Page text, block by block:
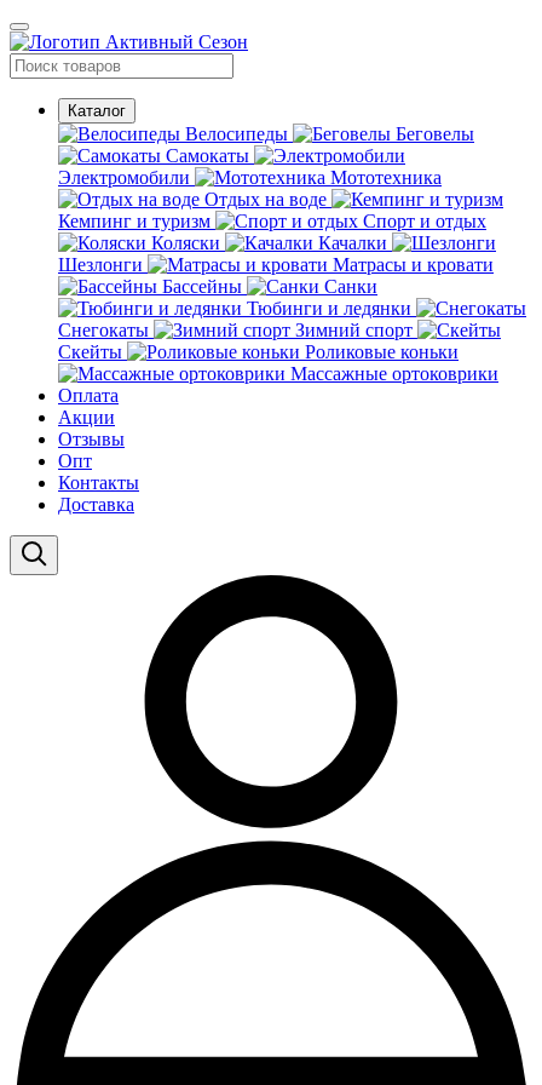
Каталог
Велосипеды
Беговелы
Самокаты
Электромобили
Мототехника
Отдых на воде
Кемпинг и туризм
Спорт и отдых
Коляски
Качалки
Шезлонги
Матрасы и кровати
Бассейны
Санки
Тюбинги и ледянки
Снегокаты
Зимний спорт
Скейты
Роликовые коньки
Массажные ортоковрики
Оплата
Акции
Отзывы
Опт
Контакты
Доставка